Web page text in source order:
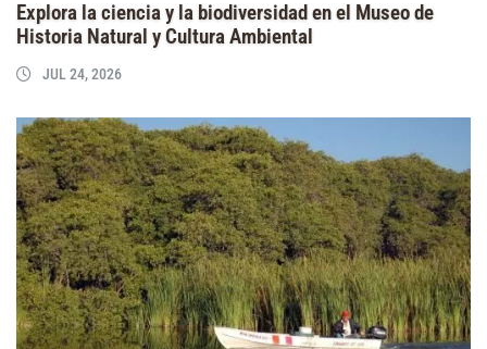
Explora la ciencia y la biodiversidad en el Museo de
Historia Natural y Cultura Ambiental
JUL 24, 2026